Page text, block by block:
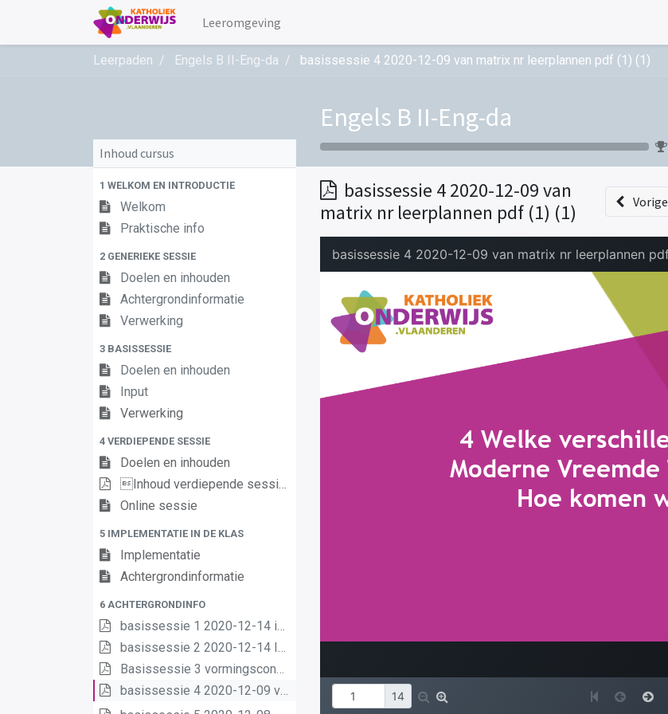
Leeromgeving
Leerpaden Engels B II-Eng-da basissessie 4 2020-12-09 van matrix nr leerplannen pdf (1) (1)
Engels B II-Eng-da
Inhoud cursus
1 WELKOM EN INTRODUCTIE
Welkom
Praktische info
2 GENERIEKE SESSIE
Doelen en inhouden
Achtergrondinformatie
Verwerking
3 BASISSESSIE
Doelen en inhouden
Input
Verwerking
4 VERDIEPENDE SESSIE
Doelen en inhouden
Inhoud verdiepende sessie
Online sessie
5 IMPLEMENTATIE IN DE KLAS
Implementatie
Achtergrondinformatie
6 ACHTERGRONDINFO
basissessie 1 2020-12-14 intro (2) (2) (1) (1)
basissessie 2 2020-12-14 Inhoud en opbouw (2) (1) (1)
Basissessie 3 vormingsconcept (1)
basissessie 4 2020-12-09 van matrix nr leerplannen pdf (1) (1)
basissessie 4 2020-12-09 van
matrix nr leerplannen pdf (1) (1)
Vorige